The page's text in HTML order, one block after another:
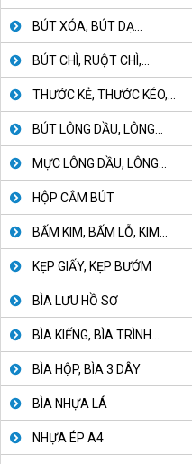
BÚT XÓA, BÚT DẠ...
BÚT CHÌ, RUỘT CHÌ,...
THƯỚC KẺ, THƯỚC KÉO,...
BÚT LÔNG DẦU, LÔNG...
MỰC LÔNG DẦU, LÔNG...
HỘP CẮM BÚT
BẤM KIM, BẤM LỖ, KIM...
KẸP GIẤY, KẸP BƯỚM
BÌA LƯU HỒ SƠ
BÌA KIẾNG, BÌA TRÌNH...
BÌA HỘP, BÌA 3 DÂY
BÌA NHỰA LÁ
NHỰA ÉP A4